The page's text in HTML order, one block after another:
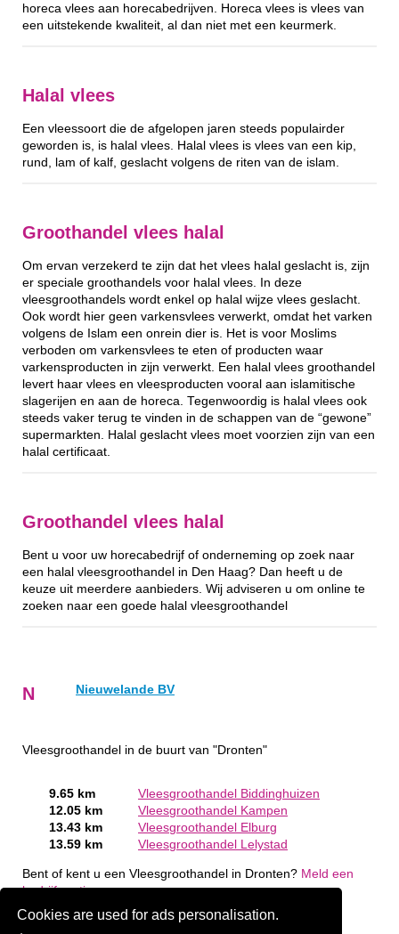
Cookies are used for ads personalisation.
horeca vlees aan horecabedrijven. Horeca vlees is vlees van
een uitstekende kwaliteit, al dan niet met een keurmerk.
Halal vlees
Een vleessoort die de afgelopen jaren steeds populairder
geworden is, is halal vlees. Halal vlees is vlees van een kip,
rund, lam of kalf, geslacht volgens de riten van de islam.
Groothandel vlees halal
Om ervan verzekerd te zijn dat het vlees halal geslacht is, zijn
er speciale groothandels voor halal vlees. In deze
vleesgroothandels wordt enkel op halal wijze vlees geslacht.
Ook wordt hier geen varkensvlees verwerkt, omdat het varken
volgens de Islam een onrein dier is. Het is voor Moslims
verboden om varkensvlees te eten of producten waar
varkensproducten in zijn verwerkt. Een halal vlees groothandel
levert haar vlees en vleesproducten vooral aan islamitische
slagerijen en aan de horeca. Tegenwoordig is halal vlees ook
steeds vaker terug te vinden in de schappen van de “gewone”
supermarkten. Halal geslacht vlees moet voorzien zijn van een
halal certificaat.
Groothandel vlees halal
Bent u voor uw horecabedrijf of onderneming op zoek naar
een halal vleesgroothandel in Den Haag? Dan heeft u de
keuze uit meerdere aanbieders. Wij adviseren u om online te
zoeken naar een goede halal vleesgroothandel
N Nieuwelande BV
Vleesgroothandel in de buurt van "Dronten"
9.65 km
Vleesgroothandel Biddinghuizen
12.05 km
Vleesgroothandel Kampen
13.43 km
Vleesgroothandel Elburg
13.59 km
Vleesgroothandel Lelystad
Bent of kent u een Vleesgroothandel in Dronten? Meld een
bedrijf gratis aan